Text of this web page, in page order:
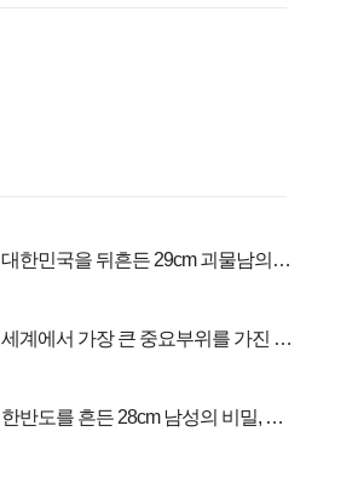
대한민국을 뒤흔든 29cm 괴물남의
세계에서 가장 큰 중요부위를 가진 남
한반도를 흔든 28cm 남성의 비밀, 매